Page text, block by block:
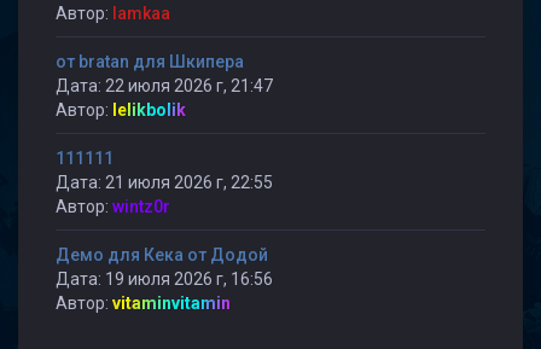
Автор: lamkaa
от bratan для Шкипера
Дата: 22 июля 2026 г, 21:47
Автор: lelikbolik
111111
Дата: 21 июля 2026 г, 22:55
Автор: wintz0r
Демо для Кека от Додой
Дата: 19 июля 2026 г, 16:56
Автор: vitaminvitamin